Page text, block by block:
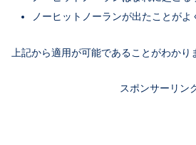
ノーヒットノーランが出たことが
上記から適用が可能であることがわかり
スポンサーリン